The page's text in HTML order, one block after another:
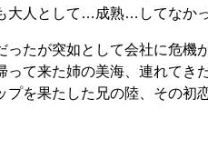
⼤⼈として…成熟…してなか
たが突如として会社に危機
って来た姉の美海、連れてき
プを果たした兄の陸、その初